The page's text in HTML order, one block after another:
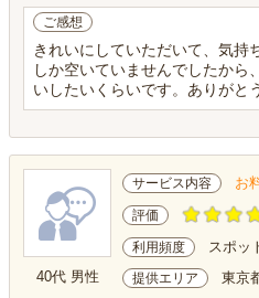
ご感想
きれいにしていただいて、気持
しか空いていませんでしたから
いしたいくらいです。ありがと
40代 男性
サービス内容 お
評価
利用頻度 スポッ
提供エリア 東京